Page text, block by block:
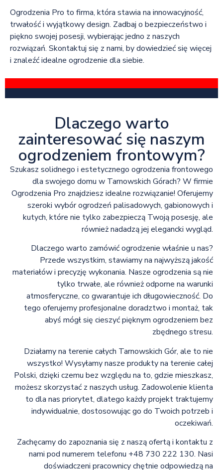
Ogrodzenia Pro to firma, która stawia na innowacyjność,
trwałość i wyjątkowy design. Zadbaj o bezpieczeństwo i
piękno swojej posesji, wybierając jedno z naszych
rozwiązań. Skontaktuj się z nami, by dowiedzieć się więcej
i znaleźć idealne ogrodzenie dla siebie.
Dlaczego warto
zainteresować się naszym
ogrodzeniem frontowym?
Szukasz solidnego i estetycznego ogrodzenia frontowego
dla swojego domu w Tarnowskich Górach? W firmie
Ogrodzenia Pro znajdziesz idealne rozwiązanie! Oferujemy
szeroki wybór ogrodzeń palisadowych, gabionowych i
kutych, które nie tylko zabezpieczą Twoją posesję, ale
również nadadzą jej elegancki wygląd.
Dlaczego warto zamówić ogrodzenie właśnie u nas?
Przede wszystkim, stawiamy na najwyższą jakość
materiałów i precyzję wykonania. Nasze ogrodzenia są nie
tylko trwałe, ale również odporne na warunki
atmosferyczne, co gwarantuje ich długowieczność. Do
tego oferujemy profesjonalne doradztwo i montaż, tak
abyś mógł się cieszyć pięknym ogrodzeniem bez
zbędnego stresu.
Działamy na terenie całych Tarnowskich Gór, ale to nie
wszystko! Wysyłamy nasze produkty na terenie całej
Polski, dzięki czemu bez względu na to, gdzie mieszkasz,
możesz skorzystać z naszych usług. Zadowolenie klienta
to dla nas priorytet, dlatego każdy projekt traktujemy
indywidualnie, dostosowując go do Twoich potrzeb i
oczekiwań.
Zachęcamy do zapoznania się z naszą ofertą i kontaktu z
nami pod numerem telefonu +48 730 222 130. Nasi
doświadczeni pracownicy chętnie odpowiedzą na